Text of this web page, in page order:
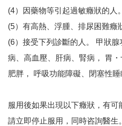
(4）因藥物等引起過敏癥狀的人。
(5）有高熱、浮腫、排尿困難癥
(6）接受下列診斷的人。 甲狀
病、高血壓、肝病、腎病， 胃・
肥胖， 呼吸功能障礙、閉塞性
服用後如果出現以下癥狀，有可
請立即停止服用，同時咨詢醫生